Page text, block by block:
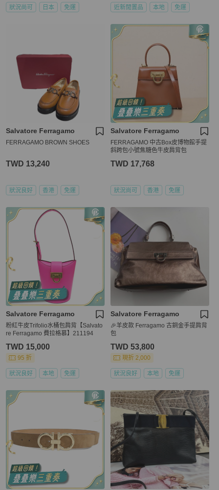
狀況尚可 日本 免運 近新閒置品 本地 免運
Salvatore Ferragamo
FERRAGAMO BROWN SHOES
TWD 13,240
狀況良好 香港 免運
Salvatore Ferragamo
FERRAGAMO 中古Box皮博物館手提
斜跨包小號焦糖色牛皮肩背包
TWD 17,768
狀況尚可 香港 免運
Salvatore Ferragamo
粉紅牛皮Trifolio水桶包肩背【Salvato
re Ferragamo 費拉格慕】211194
TWD 15,000
95 折
狀況良好 本地 免運
Salvatore Ferragamo
🎉羊皮款 Ferragamo 古銅金手提肩背
包
TWD 53,800
現折 2,000
狀況良好 本地 免運